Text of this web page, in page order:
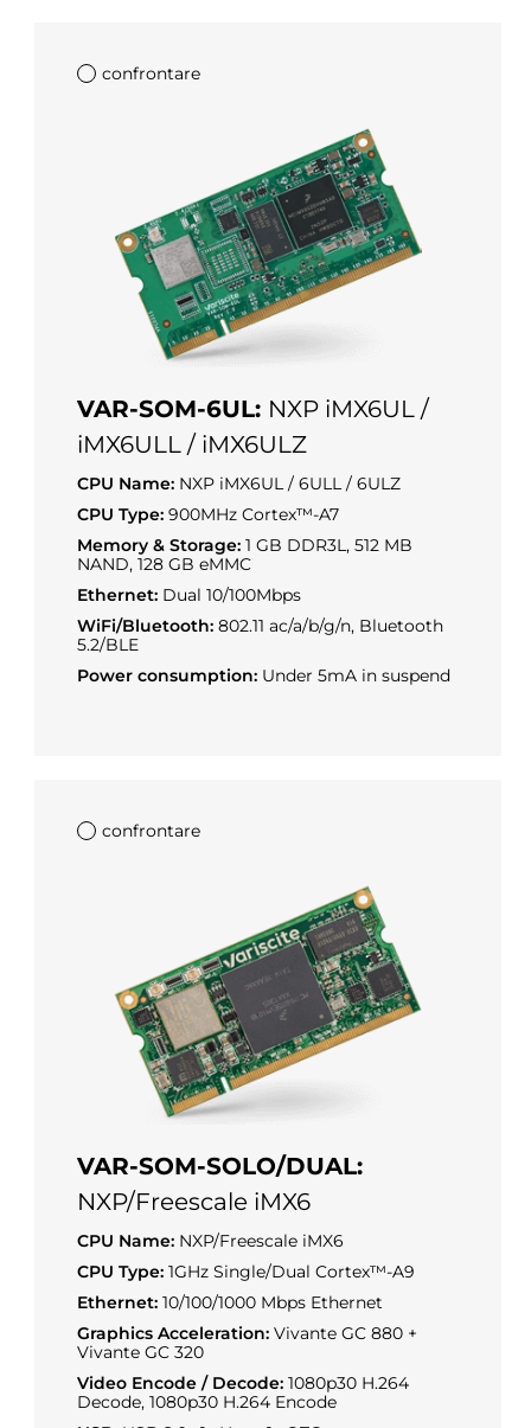
confrontare
VAR-SOM-6UL: NXP iMX6UL /
iMX6ULL / iMX6ULZ
CPU Name: NXP iMX6UL / 6ULL / 6ULZ
CPU Type: 900MHz Cortex™-A7
Memory & Storage: 1 GB DDR3L, 512 MB
NAND, 128 GB eMMC
Ethernet: Dual 10/100Mbps
WiFi/Bluetooth: 802.11 ac/a/b/g/n, Bluetooth
5.2/BLE
Power consumption: Under 5mA in suspend
confrontare
VAR-SOM-SOLO/DUAL:
NXP/Freescale iMX6
CPU Name: NXP/Freescale iMX6
CPU Type: 1GHz Single/Dual Cortex™-A9
Ethernet: 10/100/1000 Mbps Ethernet
Graphics Acceleration: Vivante GC 880 +
Vivante GC 320
Video Encode / Decode: 1080p30 H.264
Decode, 1080p30 H.264 Encode